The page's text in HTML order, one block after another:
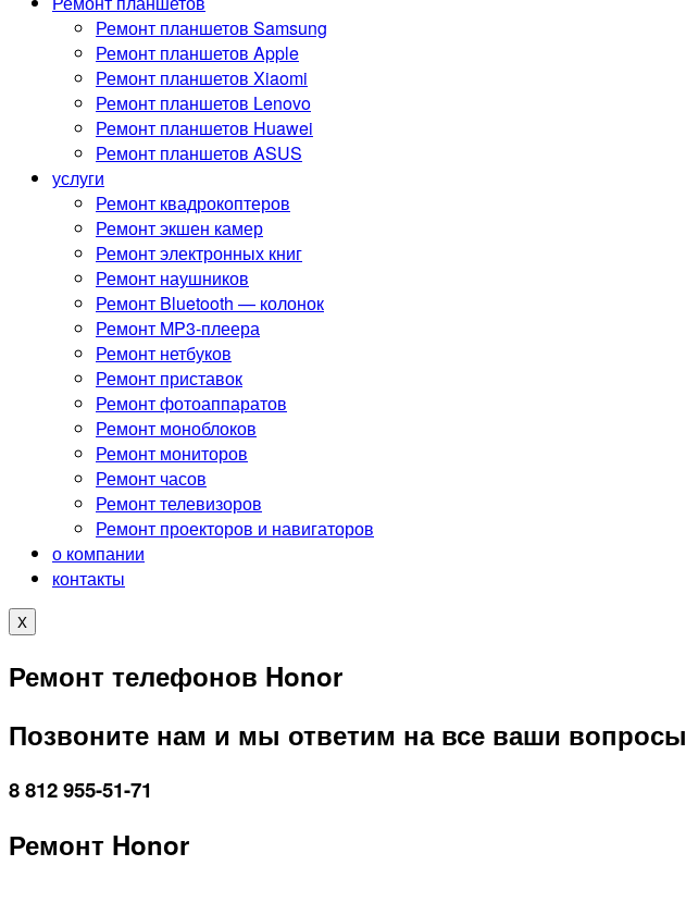
Ремонт планшетов Samsung
Ремонт планшетов Apple
Ремонт планшетов Xiaomi
Ремонт планшетов Lenovo
Ремонт планшетов Huawei
Ремонт планшетов ASUS
услуги
Ремонт квадрокоптеров
Ремонт экшен камер
Ремонт электронных книг
Ремонт наушников
Ремонт Bluetooth — колонок
Ремонт MP3-плеера
Ремонт нетбуков
Ремонт приставок
Ремонт фотоаппаратов
Ремонт моноблоков
Ремонт мониторов
Ремонт часов
Ремонт телевизоров
Ремонт проекторов и навигаторов
о компании
контакты
X
Ремонт телефонов Honor
Позвоните нам и мы ответим на все ваши вопросы
8 812 955-51-71
Ремонт Honor